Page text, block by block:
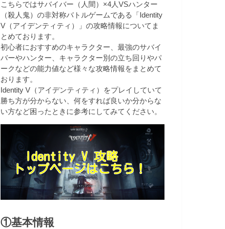
こちらではサバイバー（人間）×4人VSハンター
（殺人鬼）の非対称バトルゲームである「Identity
V（アイデンティティ）」の攻略情報についてま
とめております。
初心者におすすめのキャラクター、最強のサバイ
バーやハンター、キャラクター別の立ち回りやパ
ークなどの能力値など様々な攻略情報をまとめて
おります。
Identity V（アイデンティティ）をプレイしていて
勝ち方が分からない、何をすれば良いか分からな
い方など困ったときに参考にしてみてください。
①基本情報